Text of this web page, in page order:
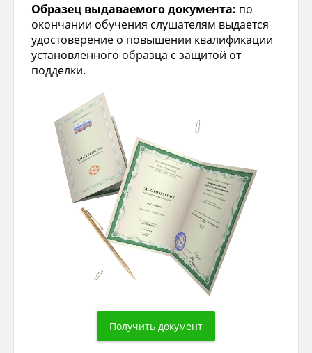
Образец выдаваемого документа: по
окончании обучения слушателям выдается
удостоверение о повышении квалификации
установленного образца с защитой от
подделки.